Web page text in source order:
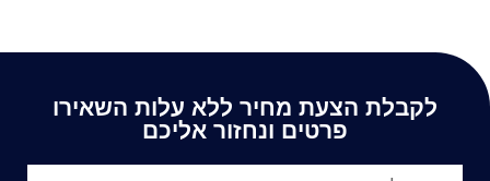
לקבלת הצעת מחיר ללא עלות השאירו
פרטים ונחזור אליכם